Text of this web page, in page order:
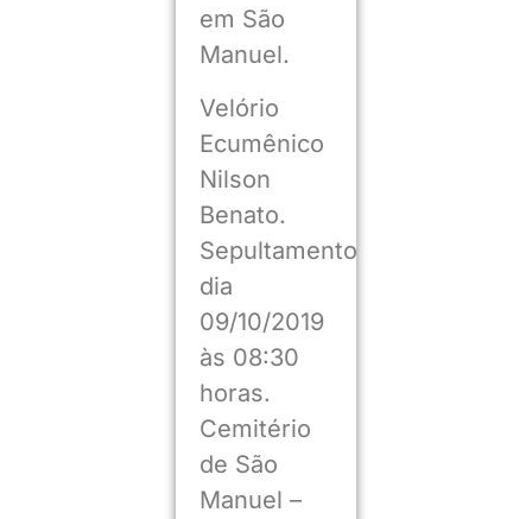
em São
Manuel.
Velório
Ecumênico
Nilson
Benato.
Sepultamento
dia
09/10/2019
às 08:30
horas.
Cemitério
de São
Manuel –